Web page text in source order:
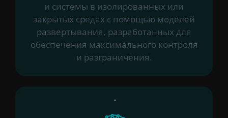
и системы в изолированных или
закрытых средах с помощью моделей
развертывания, разработанных для
обеспечения максимального контроля
и разграничения.